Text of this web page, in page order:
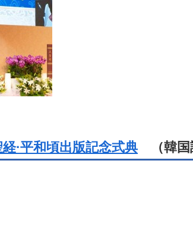
·平和頃出版記念式典 （韓国